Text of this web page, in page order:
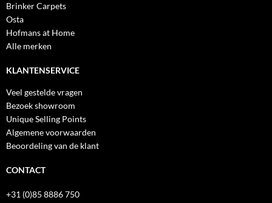
Brinker Carpets
Osta
Hofmans at Home
Alle merken
KLANTENSERVICE
Veel gestelde vragen
Bezoek showroom
Unique Selling Points
Algemene voorwaarden
Beoordeling van de klant
CONTACT
+31 (0)85 8886 750